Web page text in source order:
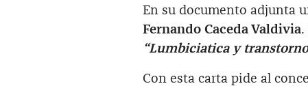
En su documento adjunta
Fernando Caceda Valdivia.
“Lumbiciatica y
Con esta carta pide al